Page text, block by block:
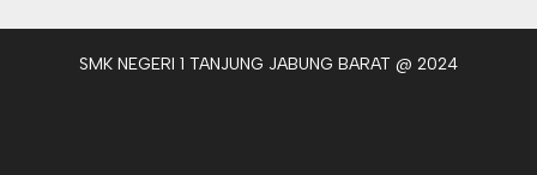
SMK NEGERI 1 TANJUNG JABUNG BARAT @ 2024